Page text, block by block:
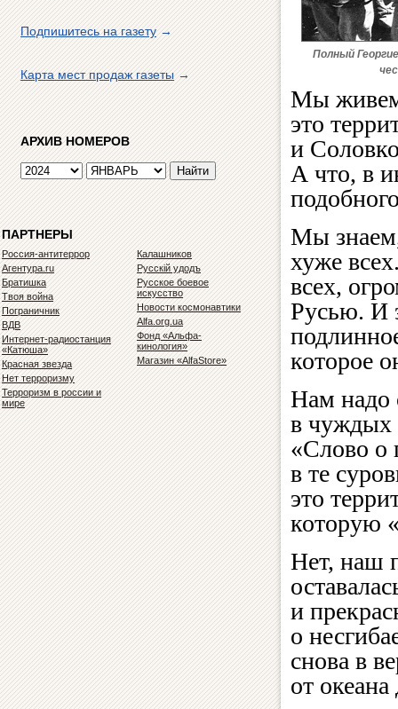
Подпишитесь на газету→
Карта мест продаж газеты→
АРХИВ НОМЕРОВ
ПАРТНЕРЫ
Россия-антитеррор
Агентура.ru
Братишка
Твоя война
Пограничник
ВДВ
Интернет-радиостанция
«Катюша»
Красная звезда
Нет терроризму
Терроризм в россии и
мире
Калашников
Русскiй удодъ
Русское боевое
искусство
Новости космонавтики
Alfa.org.ua
Фонд «Альфа-
кинология»
Магазин «AlfaStore»
Полный
Мы живем
это
и
А что, в
Мы
хуже
всех,
Русью. И
которое
Нам надо
в чуждых
«Слово о
в те
это
которую
Нет, наш
и
о
снова в
от